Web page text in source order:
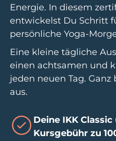
Energie. In diesem
entwickelst Du Schritt
persönliche Yoga-
Eine kleine tägliche
einen achtsamen und
jeden neuen Tag.
aus.
Deine IKK
Kursgebühr zu